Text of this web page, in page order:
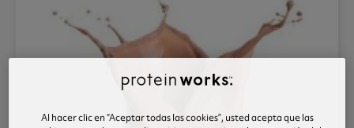
Al hacer clic en “Aceptar todas las cookies”, usted acepta que las